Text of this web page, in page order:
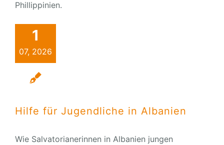
Phillippinien.
1
07, 2026
Hilfe für Jugendliche in Albanien
Wie Salvatorianerinnen in Albanien jungen